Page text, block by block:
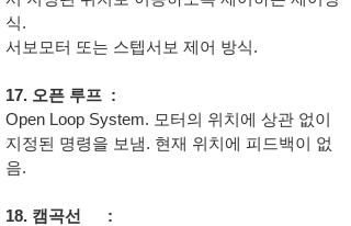
식.
서보모터 또는 스텝서보 제어 방식.
17. 오픈 루프 :
Open Loop System. 모터의 위치에 상관 없이
지정된 명령을 보냄. 현재 위치에 피드백이 없
음.
18. 캠곡선 :